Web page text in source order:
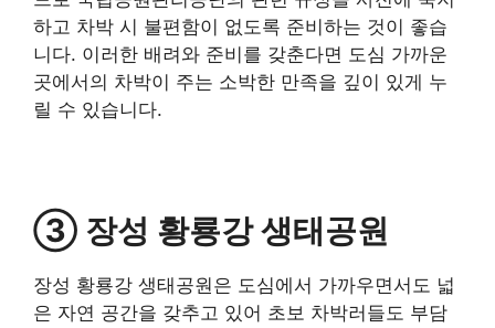
하고 차박 시 불편함이 없도록 준비하는 것이 좋습
니다. 이러한 배려와 준비를 갖춘다면 도심 가까운
곳에서의 차박이 주는 소박한 만족을 깊이 있게 누
릴 수 있습니다.
③ 장성 황룡강 생태공원
장성 황룡강 생태공원은 도심에서 가까우면서도 넓
은 자연 공간을 갖추고 있어 초보 차박러들도 부담